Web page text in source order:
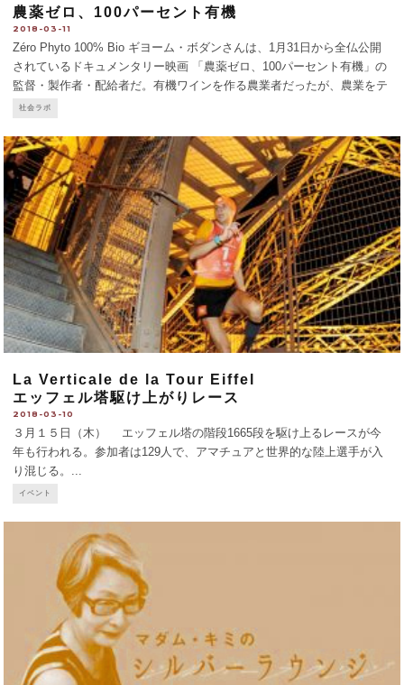
農薬ゼロ、100パーセント有機
2018-03-11
Zéro Phyto 100% Bio ギヨーム・ボダンさんは、1月31日から全仏公開
されているドキュメンタリー映画 「農薬ゼロ、100パーセント有機」の
監督・製作者・配給者だ。有機ワインを作る農業者だったが、農業をテ
ーマにしたドキュメンタリー作家に転身した。映画技術は独学で、本作
社会ラボ
La Verticale de la Tour Eiffel
エッフェル塔駆け上がりレース
2018-03-10
３月１５日（木） エッフェル塔の階段1665段を駆け上るレースが今
年も行われる。参加者は129人で、アマチュアと世界的な陸上選手が入
り混じる。 ...
イベント